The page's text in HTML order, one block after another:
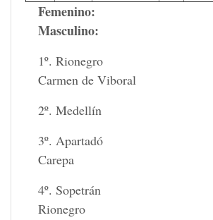
Femenino:
Masculino:
1º. Rionegro
Carmen de Viboral
2º. Medellín
3º. Apartadó
Carepa
4º. Sopetrán
Rionegro